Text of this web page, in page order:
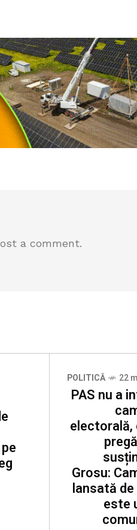
a comment.
POLITICĂ 22
PAS nu a
electorală,
Grosu:
lansată
este